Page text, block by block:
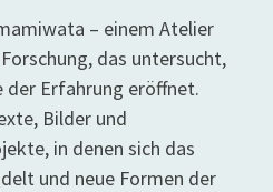
– einem Atelier
das untersucht,
der Erfahrung eröffnet.
Bilder und
in denen sich das
und neue Formen der